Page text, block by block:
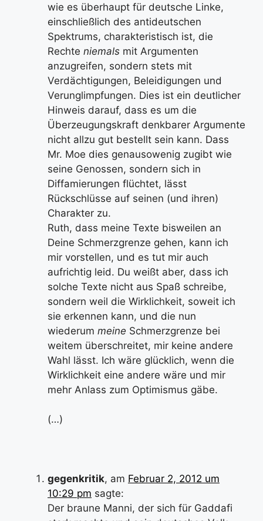
wie es überhaupt für deutsche Linke,
einschließlich des antideutschen
Spektrums, charakteristisch ist, die
Rechte niemals mit Argumenten
anzugreifen, sondern stets mit
Verdächtigungen, Beleidigungen und
Verunglimpfungen. Dies ist ein deutlicher
Hinweis darauf, dass es um die
Überzeugungskraft denkbarer Argumente
nicht allzu gut bestellt sein kann. Dass
Mr. Moe dies genausowenig zugibt wie
seine Genossen, sondern sich in
Diffamierungen flüchtet, lässt
Rückschlüsse auf seinen (und ihren)
Charakter zu.
Ruth, dass meine Texte bisweilen an
Deine Schmerzgrenze gehen, kann ich
mir vorstellen, und es tut mir auch
aufrichtig leid. Du weißt aber, dass ich
solche Texte nicht aus Spaß schreibe,
sondern weil die Wirklichkeit, soweit ich
sie erkennen kann, und die nun
wiederum meine Schmerzgrenze bei
weitem überschreitet, mir keine andere
Wahl lässt. Ich wäre glücklich, wenn die
Wirklichkeit eine andere wäre und mir
mehr Anlass zum Optimismus gäbe.
(…)
gegenkritik, am Februar 2, 2012 um
10:29 pm sagte:
Der braune Manni, der sich für Gaddafi